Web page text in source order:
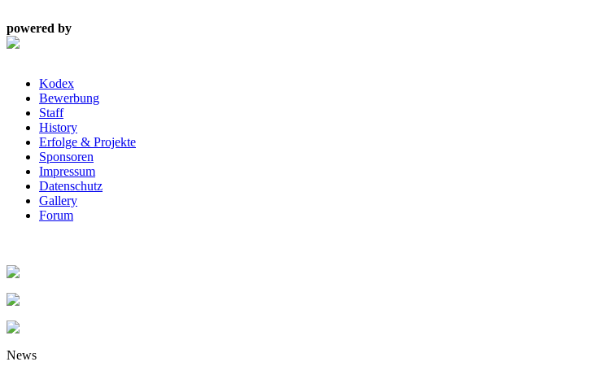
powered by
Kodex
Bewerbung
Staff
History
Erfolge & Projekte
Sponsoren
Impressum
Datenschutz
Gallery
Forum
News